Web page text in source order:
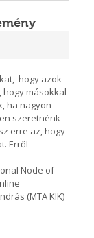
hogy azok
másokkal
ha nagyon
szeretnénk
erre az, hogy
Erről
Node of
(MTA KIK)